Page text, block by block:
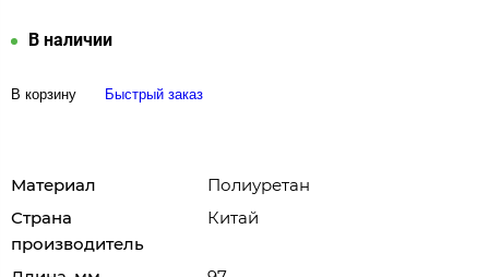
В наличии
В корзину Быстрый заказ
Материал
Полиуретан
Страна
производитель
Китай